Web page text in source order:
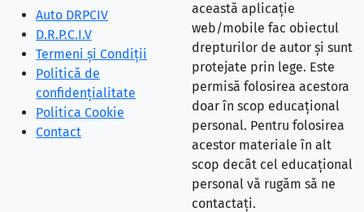
Auto DRPCIV
D.R.P.C.I.V
Termeni și Condiții
Politică de
confidențialitate
Politica Cookie
Contact
această aplicație
web/mobile fac obiectul
drepturilor de autor și sunt
protejate prin lege. Este
permisă folosirea acestora
doar în scop educațional
personal. Pentru folosirea
acestor materiale în alt
scop decât cel educațional
personal vă rugăm să ne
contactați.